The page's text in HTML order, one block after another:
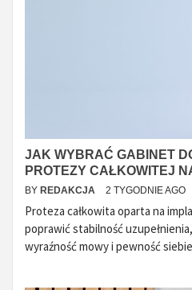
JAK WYBRAĆ GABINET
PROTEZY CAŁKOWITEJ
BY REDAKCJA 2 TYGODNIE AGO
Proteza całkowita oparta na
poprawić stabilność
wyraźność mowy i pewność